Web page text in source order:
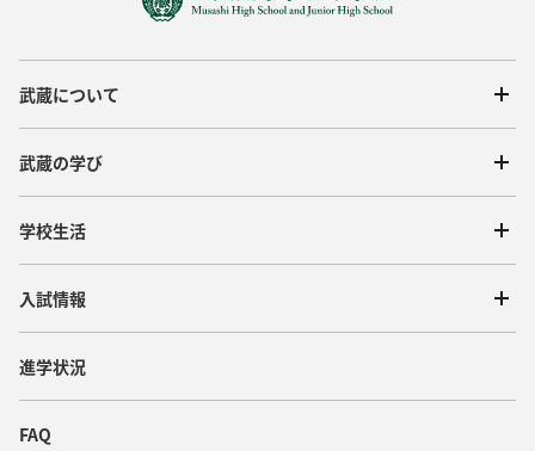
武蔵について
武蔵の学び
学校生活
入試情報
進学状況
FAQ